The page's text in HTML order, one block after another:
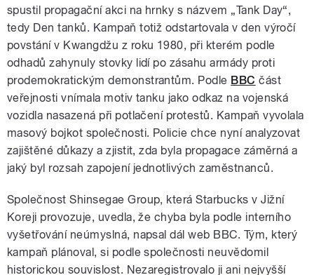
spustil propagační akci na hrnky s názvem „Tank Day“,
tedy Den tanků. Kampaň totiž odstartovala v den výročí
povstání v Kwangdžu z roku 1980, při kterém podle
odhadů zahynuly stovky lidí po zásahu armády proti
prodemokratickým demonstrantům. Podle BBC část
veřejnosti vnímala motiv tanku jako odkaz na vojenská
vozidla nasazená při potlačení protestů. Kampaň vyvolala
masový bojkot společnosti. Policie chce nyní analyzovat
zajištěné důkazy a zjistit, zda byla propagace záměrná a
jaký byl rozsah zapojení jednotlivých zaměstnanců.
Společnost Shinsegae Group, která Starbucks v Jižní
Koreji provozuje, uvedla, že chyba byla podle interního
vyšetřování neúmyslná, napsal dál web BBC. Tým, který
kampaň plánoval, si podle společnosti neuvědomil
historickou souvislost. Nezaregistrovalo ji ani nejvyšší